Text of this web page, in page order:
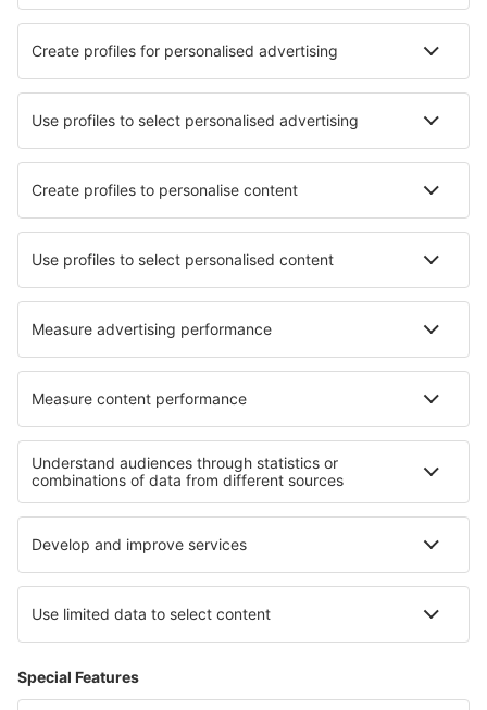
Cazare în Roquetas de Mar Cazare în Llansa
Cele mai bune locuri de cazare - orașe
Cazare în Carassai Cazare în Skawina Cazare în Olfen
Cazare în Wolviston Cazare în Mauroux
Cazare în Big Spring Cazare în Bocaina
Cele mai bune locuri de cazare - regiuni
Cazare in Galicia Cazare in Costa de Almeria
Cazare in Fuerteventura Cazare in Costa del Azahar
Cazare in Formentera Cazare in Southern Transdanubia
Cazare în Zermatt Cazare in Salzburg Regiune